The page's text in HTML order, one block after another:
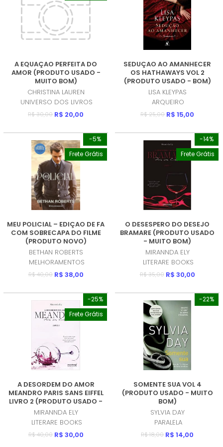
A EQUAÇAO PERFEITA DO
AMOR (PRODUTO USADO -
MUITO BOM)
CHRISTINA LAUREN
UNIVERSO DOS LIVROS
R$ 30,00 R$ 20,00
SEDUÇAO AO AMANHECER
OS HATHAWAYS VOL 2
(PRODUTO USADO - BOM)
LISA KLEYPAS
ARQUEIRO
R$ 25,00 R$ 15,00
-5%
Frete Grátis
MEU POLICIAL – EDIÇAO DE FA
COM SOBRECAPA DO FILME
(PRODUTO NOVO)
BETHAN ROBERTS
MELHORAMENTOS
R$ 40,00 R$ 38,00
-14%
Frete Grátis
O DESESPERO DO DESEJO
BRAMARE (PRODUTO USADO
- MUITO BOM)
MIRANNDA ELY
LITERARE BOOKS
R$ 35,00 R$ 30,00
-25%
Frete Grátis
A DESORDEM DO AMOR
MEANDRO PARIS SANS EIFFEL
LIVRO 2 (PRODUTO USADO -
MUITO BOM)
MIRANNDA ELY
LITERARE BOOKS
R$ 40,00 R$ 30,00
-22%
SOMENTE SUA VOL 4
(PRODUTO USADO - MUITO
BOM)
SYLVIA DAY
PARALELA
R$ 18,00 R$ 14,00